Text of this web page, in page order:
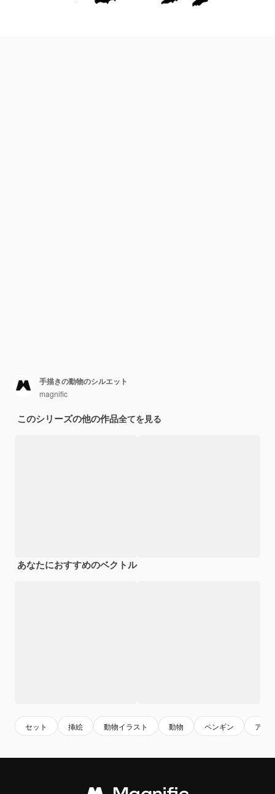
手描きの動物のシルエット
magnific
このシリーズの他の作品全てを見る
あなたにおすすめのベクトル
セット 挿絵 動物イラスト 動物 ペンギン アイ